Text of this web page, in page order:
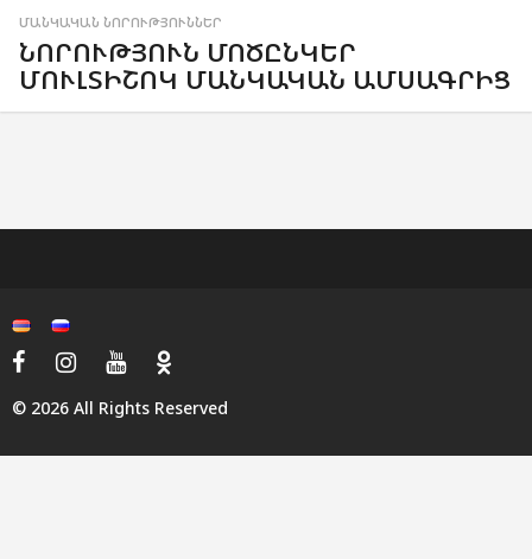
ՄԱՆԿԱԿԱՆ ՆՈՐՈՒԹՅՈՒՆՆԵՐ
ՆՈՐՈՒԹՅՈՒՆ ՄՈԾԸՆԿԵՐ
ՄՈՒԼՏԻՇՈԿ ՄԱՆԿԱԿԱՆ ԱՄՍԱԳՐԻՑ
© 2026 All Rights Reserved